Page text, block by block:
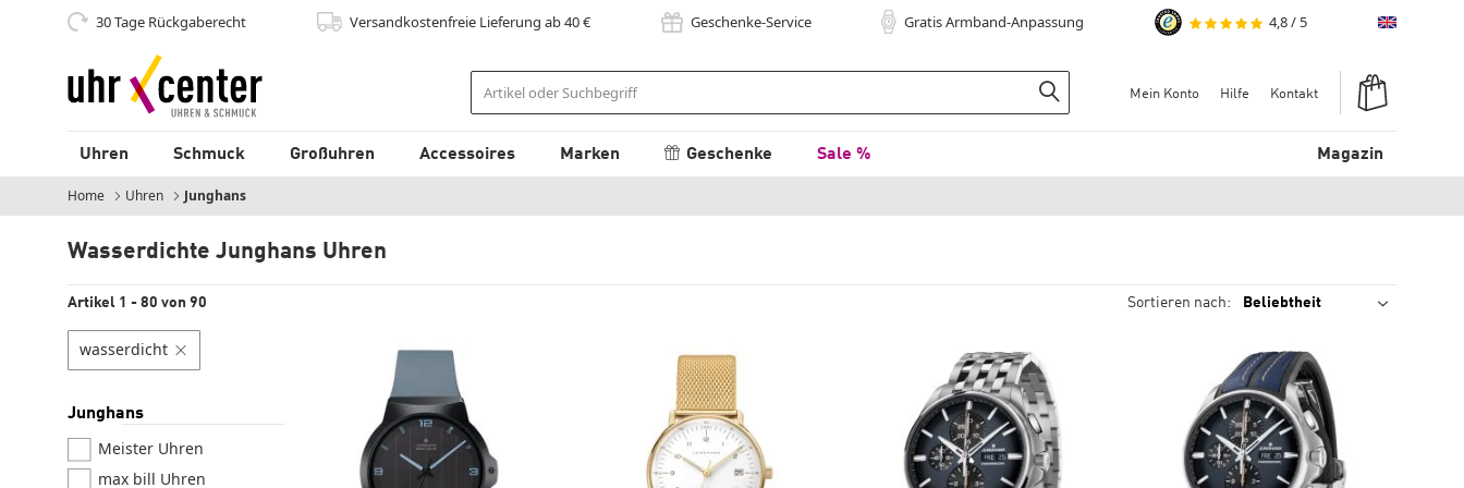
Hauptinhalt30 Tage Rückgaberecht Versandkostenfreie Lieferung ab 40€ Geschenke-Service Gratis Armband-Anpassung 4,8/ 5 English
Suchen Mein Konto Hilfe Kontakt
Warenkorb
Uhren Schmuck Großuhren Accessoires Marken Geschenke Sale % Magazin
Home Uhren Junghans
Wasserdichte Junghans Uhren
Artikel 1 - 80 von 90 Sortieren nach:
wasserdicht
Filter löschen
Junghans
Meister Uhren
max bill Uhren